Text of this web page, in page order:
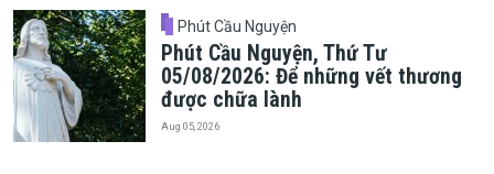
Phút Cầu Nguyện
Phút Cầu Nguyện, Thứ Tư
05/08/2026: Để những vết thương
được chữa lành
Aug 05, 2026